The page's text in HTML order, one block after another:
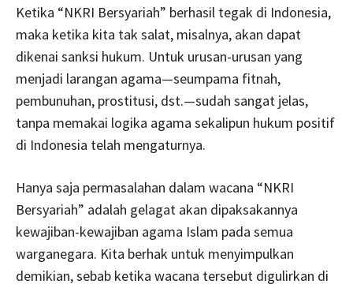
Ketika “NKRI Bersyariah” berhasil tegak di Indonesia,
maka ketika kita tak salat, misalnya, akan dapat
dikenai sanksi hukum. Untuk urusan-urusan yang
menjadi larangan agama—seumpama fitnah,
pembunuhan, prostitusi, dst.—sudah sangat jelas,
tanpa memakai logika agama sekalipun hukum positif
di Indonesia telah mengaturnya.
Hanya saja permasalahan dalam wacana “NKRI
Bersyariah” adalah gelagat akan dipaksakannya
kewajiban-kewajiban agama Islam pada semua
warganegara. Kita berhak untuk menyimpulkan
demikian, sebab ketika wacana tersebut digulirkan di